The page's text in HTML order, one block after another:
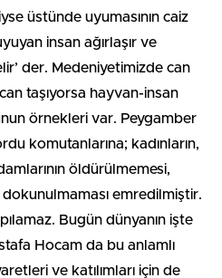
üstünde uyumasının caiz
insan ağırlaşır ve
der. Medeniyetimizde can
taşıyorsa hayvan-insan
örnekleri var. Peygamber
komutanlarına; kadınların,
öldürülmemesi,
emredilmiştir.
Bugün dünyanın işte
Hocam da bu anlamlı
ve katılımları için de